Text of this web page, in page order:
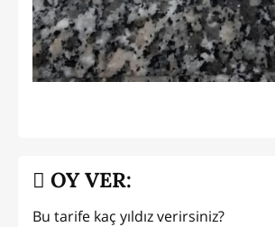
OY VER:
Bu tarife kaç yıldız verirsiniz?